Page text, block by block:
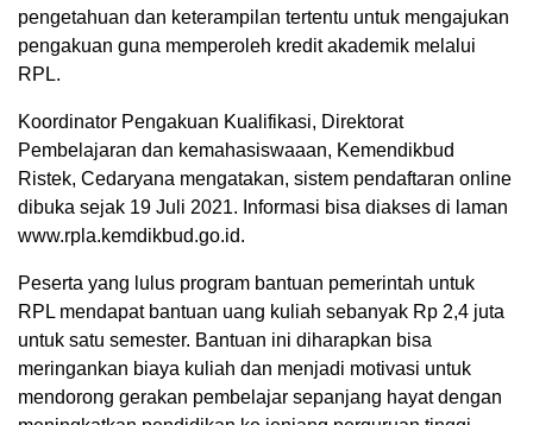
pengetahuan dan keterampilan tertentu untuk mengajukan
pengakuan guna memperoleh kredit akademik melalui
RPL.
Koordinator Pengakuan Kualifikasi, Direktorat
Pembelajaran dan kemahasiswaaan, Kemendikbud
Ristek, Cedaryana mengatakan, sistem pendaftaran online
dibuka sejak 19 Juli 2021. Informasi bisa diakses di laman
www.rpla.kemdikbud.go.id.
Peserta yang lulus program bantuan pemerintah untuk
RPL mendapat bantuan uang kuliah sebanyak Rp 2,4 juta
untuk satu semester. Bantuan ini diharapkan bisa
meringankan biaya kuliah dan menjadi motivasi untuk
mendorong gerakan pembelajar sepanjang hayat dengan